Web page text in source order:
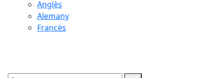
Anglès
Alemany
Francès